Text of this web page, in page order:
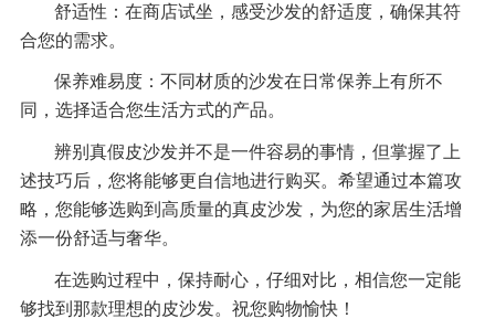
舒适性：在商店试坐，感受沙发的舒适度，确保其符
合您的需求。
保养难易度：不同材质的沙发在日常保养上有所不
同，选择适合您生活方式的产品。
辨别真假皮沙发并不是一件容易的事情，但掌握了上
述技巧后，您将能够更自信地进行购买。希望通过本篇攻
略，您能够选购到高质量的真皮沙发，为您的家居生活增
添一份舒适与奢华。
在选购过程中，保持耐心，仔细对比，相信您一定能
够找到那款理想的皮沙发。祝您购物愉快！